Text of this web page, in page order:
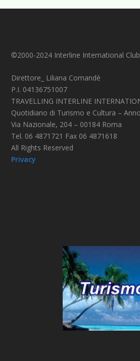
©2000-2024 Interline International Club
Direttore_ Liliana Comandè
P.I. 04136751007
TRAVELLING INTERLINE
Quotidiano di Turismo e Cultura –
Via Nazionale, 204 – 00184 Roma
Tel. 06 4871721 Fax 06 4871618
All Rights Reserved
Privacy